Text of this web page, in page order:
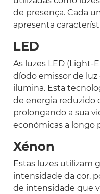
de presença. Cada
apresenta
LED
As luzes LED
díodo emissor de luz
ilumina. Esta
de energia reduzido
prolongando a sua
económicas a longo
Xénon
Estas luzes utilizam
intensidade da cor,
de intensidade que